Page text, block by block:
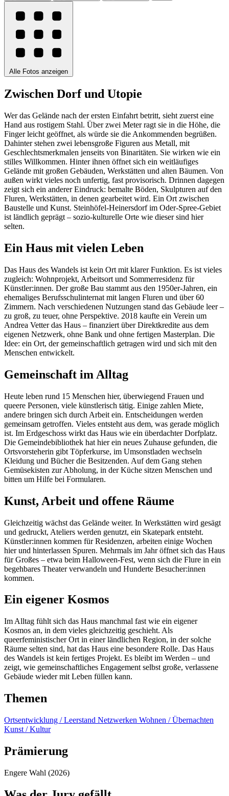
Alle Fotos anzeigen
Zwischen Dorf und Utopie
Wer das Gelände nach der ersten Einfahrt betritt, sieht zuerst eine
Hand aus rostigem Stahl. Über zwei Meter ragt sie in die Höhe, die
Finger leicht geöffnet, als würde sie die Ankommenden begrüßen.
Dahinter stehen zwei lebensgroße Figuren aus Metall, mit
Geschlechtsmerkmalen jenseits von Binaritäten. Sie wirken wie ein
stilles Willkommen. Hinter ihnen öffnet sich ein weitläufiges
Gelände mit großen Gebäuden, Werkstätten und alten Bäumen. Von
außen wirkt vieles noch unfertig, fast provisorisch. Drinnen dagegen
zeigt sich ein anderer Eindruck: bemalte Böden, Skulpturen auf den
Fluren, Werkstätten, in denen gearbeitet wird. Ein Ort zwischen
Baustelle und Kunst. Steinhöfel-Heinersdorf im Oder-Spree-Gebiet
ist ländlich geprägt – sozio-kulturelle Orte wie dieser sind hier
selten.
Ein Haus mit vielen Leben
Das Haus des Wandels ist kein Ort mit klarer Funktion. Es ist vieles
zugleich: Wohnprojekt, Arbeitsort und Sommerresidenz für
Künstler:innen. Der große Bau stammt aus den 1950er-Jahren, ein
ehemaliges Berufsschulinternat mit langen Fluren und über 60
Zimmern. Nach verschiedenen Nutzungen stand das Gebäude leer –
zu groß, zu teuer, ohne Perspektive. 2018 kaufte ein Verein um
Andrea Vetter das Haus – finanziert über Direktkredite aus dem
eigenen Netzwerk, ohne Bank und ohne fertigen Masterplan. Die
Idee: ein Ort, der gemeinschaftlich getragen wird und sich mit den
Menschen entwickelt.
Gemeinschaft im Alltag
Heute leben rund 15 Menschen hier, überwiegend Frauen und
queere Personen, viele künstlerisch tätig. Einige zahlen Miete,
andere bringen sich durch Arbeit ein. Entscheidungen werden
gemeinsam getroffen. Vieles entsteht aus dem, was gerade möglich
ist. Im Erdgeschoss wirkt das Haus wie ein überdachter Dorfplatz.
Die Gemeindebibliothek hat hier ein neues Zuhause gefunden, die
Ortsvorsteherin gibt Töpferkurse, im Umsonstladen wechseln
Kleidung und Bücher die Besitzenden. Auf dem Gang stehen
Gemüsekisten zur Abholung, in der Küche sitzen Menschen und
bitten um Hilfe bei Formularen.
Kunst, Arbeit und offene Räume
Gleichzeitig wächst das Gelände weiter. In Werkstätten wird gesägt
und gedruckt, Ateliers werden genutzt, ein Skatepark entsteht.
Künstler:innen kommen für Residenzen, arbeiten einige Wochen
hier und hinterlassen Spuren. Mehrmals im Jahr öffnet sich das Haus
für Großes – etwa beim Halloween-Fest, wenn sich die Flure in ein
begehbares Theater verwandeln und Hunderte Besucher:innen
kommen.
Ein eigener Kosmos
Im Alltag fühlt sich das Haus manchmal fast wie ein eigener
Kosmos an, in dem vieles gleichzeitig geschieht. Als
queerfeministischer Ort in einer ländlichen Region, in der solche
Räume selten sind, hat das Haus eine besondere Rolle. Das Haus
des Wandels ist kein fertiges Projekt. Es bleibt im Werden – und
zeigt, wie gemeinschaftliches Engagement selbst große, verlassene
Gebäude wieder mit Leben füllen kann.
Themen
Ortsentwicklung / Leerstand Netzwerken Wohnen / Übernachten
Kunst / Kultur
Prämierung
Engere Wahl (2026)